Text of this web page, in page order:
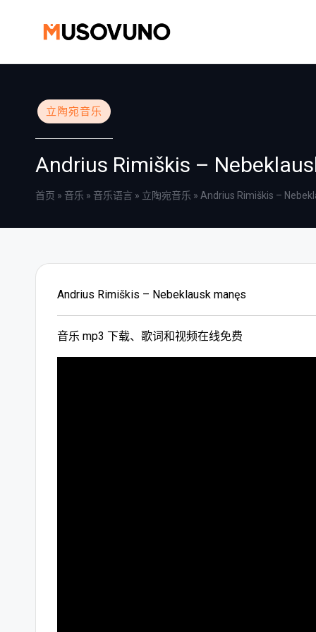
Posted
in
立陶宛音乐
Andrius Rimiškis –
首页 » 音乐 » 音乐语言 » 立陶宛音乐 » Andrius Rimiškis –
Andrius Rimiškis – Nebeklausk manęs
音乐 mp3 下载、歌词和视频在线免费